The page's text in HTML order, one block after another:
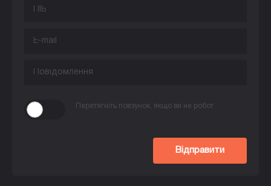
Перетягніть повзунок, якщо ви не робот
Відправити